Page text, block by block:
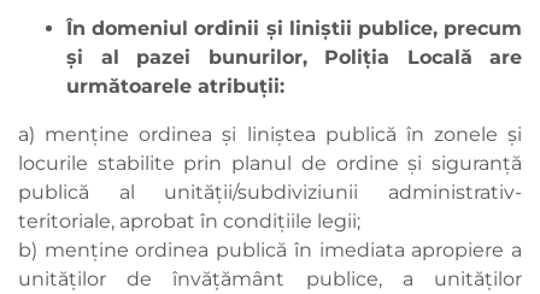
În domeniul ordinii şi liniştii publice, precum
şi al pazei bunurilor, Poliţia Locală are
următoarele atribuţii:
a) menţine ordinea şi liniştea publică în zonele şi
locurile stabilite prin planul de ordine şi siguranţă
publică al unităţii/subdiviziunii administrativ-
teritoriale, aprobat în condiţiile legii;
b) menţine ordinea publică în imediata apropiere a
unităţilor de învăţământ publice, a unităţilor